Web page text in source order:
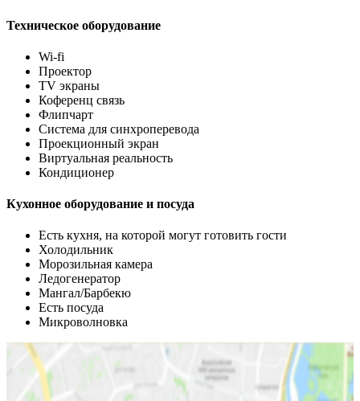
Техническое оборудование
Wi-fi
Проектор
TV экраны
Коференц связь
Флипчарт
Система для синхроперевода
Проекционный экран
Виртуальная реальность
Кондиционер
Кухонное оборудование и посуда
Есть кухня, на которой могут готовить гости
Холодильник
Морозильная камера
Ледогенератор
Мангал/Барбекю
Есть посуда
Микроволновка